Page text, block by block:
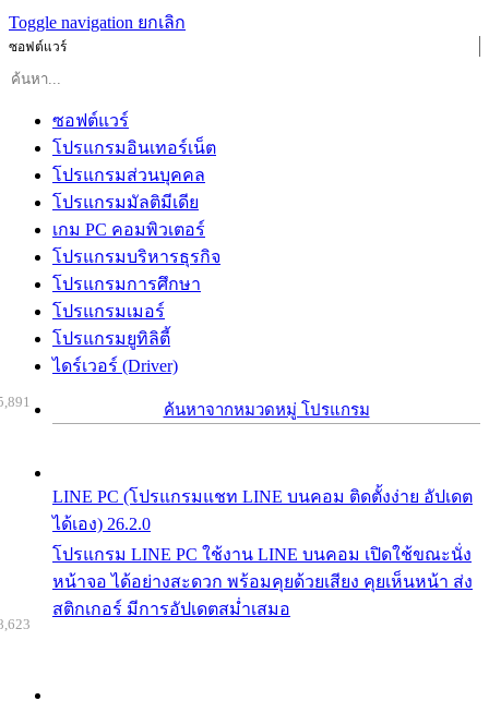
Toggle navigation ยกเลิก
ซอฟต์แวร์
ซอฟต์แวร์
โปรแกรมอินเทอร์เน็ต
โปรแกรมส่วนบุคคล
โปรแกรมมัลติมีเดีย
เกม PC คอมพิวเตอร์
โปรแกรมบริหารธุรกิจ
โปรแกรมการศึกษา
โปรแกรมเมอร์
โปรแกรมยูทิลิตี้
ไดร์เวอร์ (Driver)
ค้นหาจากหมวดหมู่ โปรแกรม
LINE PC (โปรแกรมแชท LINE บนคอม ติดตั้งง่าย อัปเดต
ได้เอง) 26.2.0
โปรแกรม LINE PC ใช้งาน LINE บนคอม เปิดใช้ขณะนั่ง
หน้าจอ ได้อย่างสะดวก พร้อมคุยด้วยเสียง คุยเห็นหน้า ส่ง
สติกเกอร์ มีการอัปเดตสม่ำเสมอ